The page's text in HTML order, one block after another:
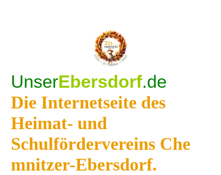
UnserEbersdorf.de
Die Internetseite des
Heimat- und
Schulfördervereins Che
mnitzer-Ebersdorf.